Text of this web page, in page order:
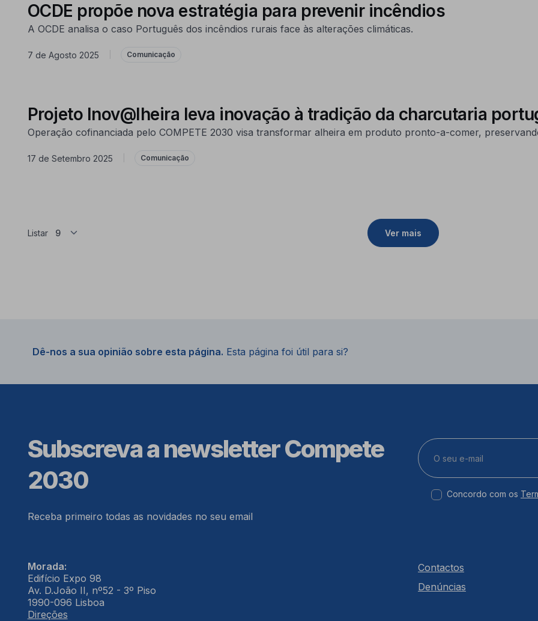
OCDE propõe nova estratégia para prevenir incêndios
A OCDE analisa o caso Português dos incêndios rurais face às alterações climáticas.
7 de Agosto 2025 Comunicação
Projeto Inov@lheira leva inovação à tradição da charcutaria
Operação cofinanciada pelo COMPETE 2030 visa transformar alheira em produto pronto-a-comer,
17 de Setembro 2025 Comunicação
Listar Ver mais
Dê-nos a sua opinião sobre esta página. Esta página foi útil para si?
Subscreva a newsletter Compete
2030
Receba primeiro todas as novidades no seu email
Concordo com os
Morada:
Edifício Expo 98
Av. D.João II, nº52 - 3º Piso
1990-096 Lisboa
Direções
Contactos
Denúncias